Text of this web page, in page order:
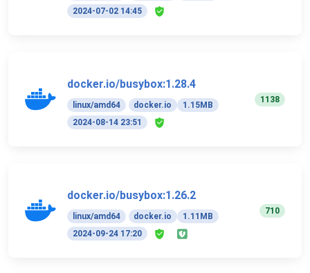
2024-07-02 14:45
docker.io/busybox:1.28.4
linux/amd64 docker.io
1.15MB
2024-08-14 23:51
1138
docker.io/busybox:1.26.2
linux/amd64 docker.io
1.11MB
2024-09-24 17:20
710